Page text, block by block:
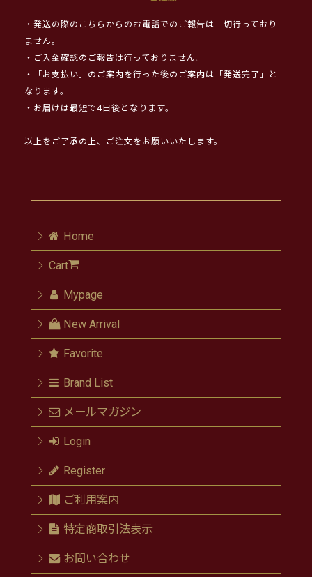
・発送の際のこちらからのお電話でのご報告は一切行っており
ません。
・ご入金確認のご報告は行っておりません。
・「お支払い」のご案内を行った後のご案内は「発送完了」と
なります。
・お届けは最短で4日後となります。
以上をご了承の上、ご注文をお願いいたします。
Home
Cart
Mypage
New Arrival
Favorite
Brand List
メールマガジン
Login
Register
ご利用案内
特定商取引法表示
お問い合わせ